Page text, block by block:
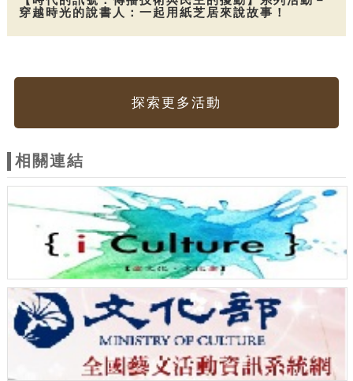
穿越時光的說書人：一起用紙芝居來說故事！
探索更多活動
相關連結